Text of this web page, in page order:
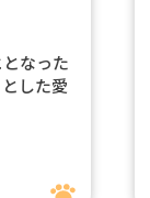
なった
した愛